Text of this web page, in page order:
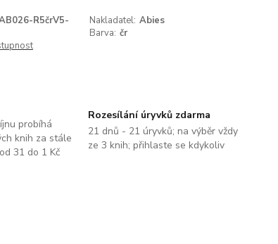
R5črV5- Nakladatel: Abies
Barva: čr
probíhá
knih za stále
31 do 1 Kč
Rozesílání úryvků zdarma
21 dnů - 21 úryvků; na výběr vždy
ze 3 knih; přihlaste se kdykoliv